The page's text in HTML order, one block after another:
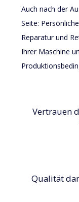
Auch nach der
Seite:
Reparatur und
Ihrer Maschine
Vertrauen
Qualität